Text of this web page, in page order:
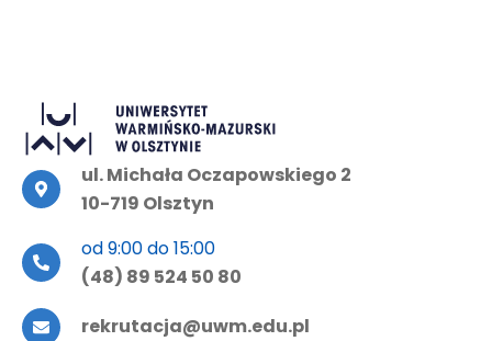
ul. Michała Oczapowskiego 2
10-719 Olsztyn
od 9:00 do 15:00
(48) 89 524 50 80
rekrutacja@uwm.edu.pl